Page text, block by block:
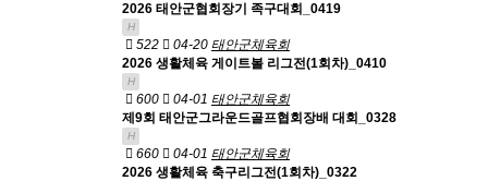
2026 태안군협회장기 족구대회_0419
H
522 04-20 태안군체육회
2026 생활체육 게이트볼 리그전(1회차)_0410
H
600 04-01 태안군체육회
제9회 태안군그라운드골프협회장배 대회_0328
H
660 04-01 태안군체육회
2026 생활체육 축구리그전(1회차)_0322